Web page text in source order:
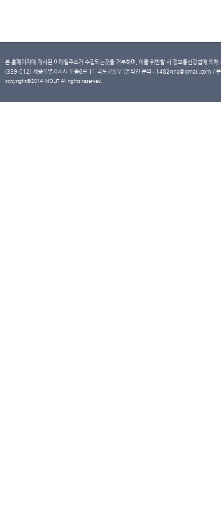
본 홈페이지에 게시된 이메일주소가 수집되는것을 거부하며, 이를 위반할 시 정보통신망법에 의
(339-012) 세종특별자치시 도움6로 11 국토교통부 (온라인 문의 : 1482qna@gmail.com /
copyright@2014 MOLIT All rights reserved.